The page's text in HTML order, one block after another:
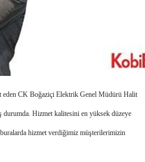
eden CK Boğaziçi Elektrik Genel Müdürü Halit
Hizmet kalitesini en yüksek düzeye
buralarda hizmet verdiğimiz müşterilerimizin